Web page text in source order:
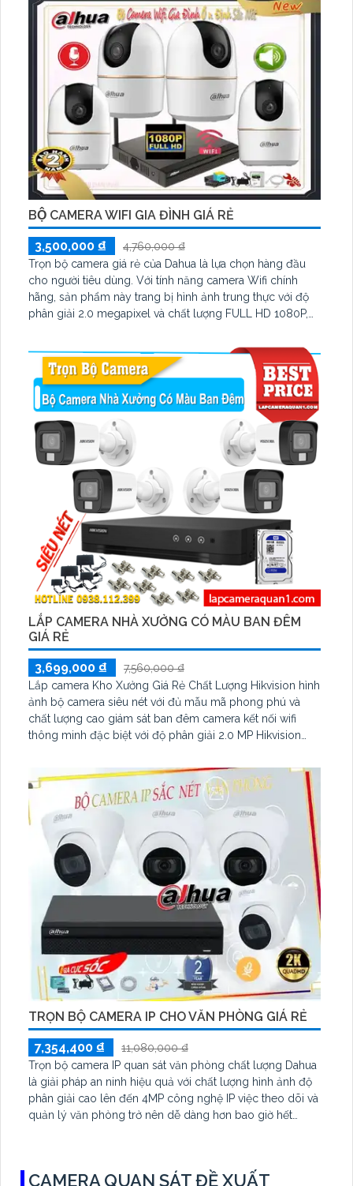
BỘ CAMERA WIFI GIA ĐÌNH GIÁ RẺ
3,500,000 ₫
4,760,000 ₫
Trọn bộ camera giá rẻ của Dahua là lựa chọn hàng đầu
cho người tiêu dùng. Với tính năng camera Wifi chính
hãng, sản phẩm này trang bị hình ảnh trung thực với độ
phân giải 2.0 megapixel và chất lượng FULL HD 1080P,
LẮP CAMERA NHÀ XƯỞNG CÓ MÀU BAN ĐÊM
GIÁ RẺ
3,699,000 ₫
7,560,000 ₫
Lắp camera Kho Xưởng Giá Rẻ Chất Lượng Hikvision hình
ảnh bộ camera siêu nét với đủ mẫu mã phong phú và
chất lượng cao giám sát ban đêm camera kết nối wifi
thông minh đặc biệt với độ phân giải 2.0 MP Hikvision
camera kho hàng nhà xưởng tại An Thành Phát.
TRỌN BỘ CAMERA IP CHO VĂN PHÒNG GIÁ RẺ
7,354,400 ₫
11,080,000 ₫
Trọn bộ camera IP quan sát văn phòng chất lượng Dahua
là giải pháp an ninh hiệu quả với chất lượng hình ảnh độ
phân giải cao lên đến 4MP công nghệ IP việc theo dõi và
quản lý văn phòng trở nên dễ dàng hơn bao giờ hết
CAMERA QUAN SÁT ĐỀ XUẤT